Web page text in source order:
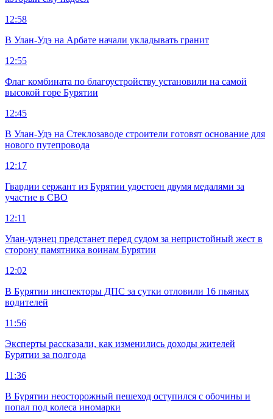
12:58
В Улан-Удэ на Арбате начали укладывать гранит
12:55
Флаг комбината по благоустройству установили на самой
высокой горе Бурятии
12:45
В Улан-Удэ на Стеклозаводе строители готовят основание для
нового путепровода
12:17
Гвардии сержант из Бурятии удостоен двумя медалями за
участие в СВО
12:11
Улан-удэнец предстанет перед судом за непристойный жест в
сторону памятника воинам Бурятии
12:02
В Бурятии инспекторы ДПС за сутки отловили 16 пьяных
водителей
11:56
Эксперты рассказали, как изменились доходы жителей
Бурятии за полгода
11:36
В Бурятии неосторожный пешеход оступился с обочины и
попал под колеса иномарки